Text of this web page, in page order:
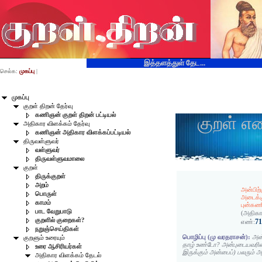
இத்தளத்துள் தேட...
முகப்பு
குறள் திறன் தேர்வு
கணிஞன் குறள் திறன் பட்டியல்
அதிகார விளக்கம் தேர்வு
கணிஞன் அதிகார விளக்கப்பட்டியல்
திருவள்ளுவர்
வள்ளுவர்
திருவள்ளுவமாலை
குறள்
திருக்குறள்
அறம்
பொருள்
காமம்
பாட வேறுபாடு
குறளில் குறைகள்?
நறுஞ்செய்திகள்
குறளும் உரையும்
உரை ஆசிரியர்கள்
அதிகார விளக்கம் தேடல்
செல்க: முகப்பு |
குறள்
எண்:71
பொழிப்பு (மு வரதராசன்):
தாழ் உண்டோ?
இருக்கும் அன்பைப்) பலரும்